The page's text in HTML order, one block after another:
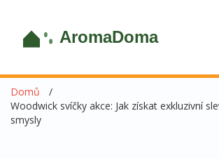
Domů
Woodwick svíčky akce: Jak získat exkluzivní
smysly